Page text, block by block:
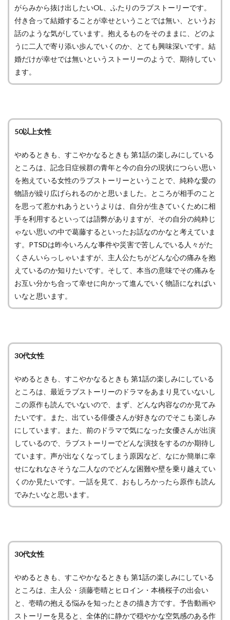
がらみから抜け出したいOL、ふたりのラブストーリーです。
付き合って結婚することが幸せということでは無い、というお
話のような気がしています。抱えるものをそのままに、どのよ
うに二人で寄り添い歩んでいくのか、とても興味深いです。結
婚だけが幸せでは無いというストーリーのようで、期待してい
ます。
50以上女性
やめるときも、すこやかなるときも 第1話の楽しみにしている
ところは、記念日症候群の青年と今の自分の現状につらい思い
を抱えている女性のラブストーリーということで、純粋な愛の
物語が繰り広げられるのかと思いました。ところが相手のこと
を思って惹かれあうというよりは、自分が生きていくために相
手を利用するといっては語弊がありますが、その自分の純粋じ
ゃない思いの中で葛藤するといったお話なのかなと考えていま
す。PTSDは昨今いろんな事件や災害で苦しんでいる人々がた
くさんいらっしゃいますが、主人公たちがどんな心の痛みを抱
えているのか知りたいです。そして、本当の意味でその痛みを
お互い分かち合って幸せに向かって進んでいく物語になればい
いなと思います。
30代女性
やめるときも、すこやかなるときも 第1話の楽しみにしている
ところは、最近ラブストーリーのドラマをあまり見ていないし
この原作も読んでいないので、まず、どんな内容なのか見てみ
たいです。また、出ている俳優さんが好きなのでそこも楽しみ
にしています。また、前のドラマで気になった女優さんが出演
しているので、ラブストーリーでどんな演技をするのか期待し
ています。声が出なくなってしまう原因など、なにか簡単に幸
せになれなさそうな二人なのでどんな困難や壁を乗り越えてい
くのか見たいです。一話を見て、おもしろかったら原作も読ん
でみたいなと思います。
30代女性
やめるときも、すこやかなるときも 第1話の楽しみにしている
ところは、主人公・須藤壱晴とヒロイン・本橋桜子の出会い
と、壱晴の抱える悩みを知ったときの描き方です。予告動画や
ストーリーを見ると、全体的に静かで穏やかな空気感のある作